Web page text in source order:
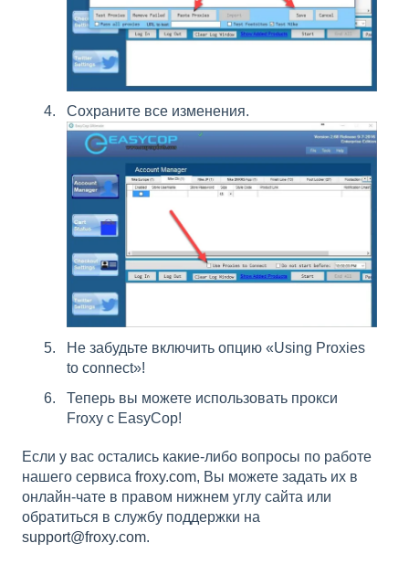
Сохраните все изменения.
Не забудьте включить опцию «Using Proxies
to connect»!
Теперь вы можете использовать прокси
Froxy с EasyCop!
Если у вас остались какие-либо вопросы по работе
нашего сервиса froxy.com, Вы можете задать их в
онлайн-чате в правом нижнем углу сайта или
обратиться в службу поддержки на
support@froxy.com.